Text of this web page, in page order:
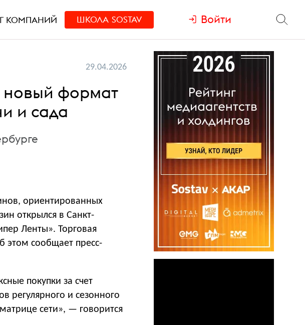
КОМПАНИЙ ШКОЛА SOSTAV Войти
29.04.2026
новый формат
и сада
ориентированных
открылся в Санкт-
Ленты». Торговая
этом сообщает пресс-
покупки за счет
регулярного и сезонного
сети», — говорится